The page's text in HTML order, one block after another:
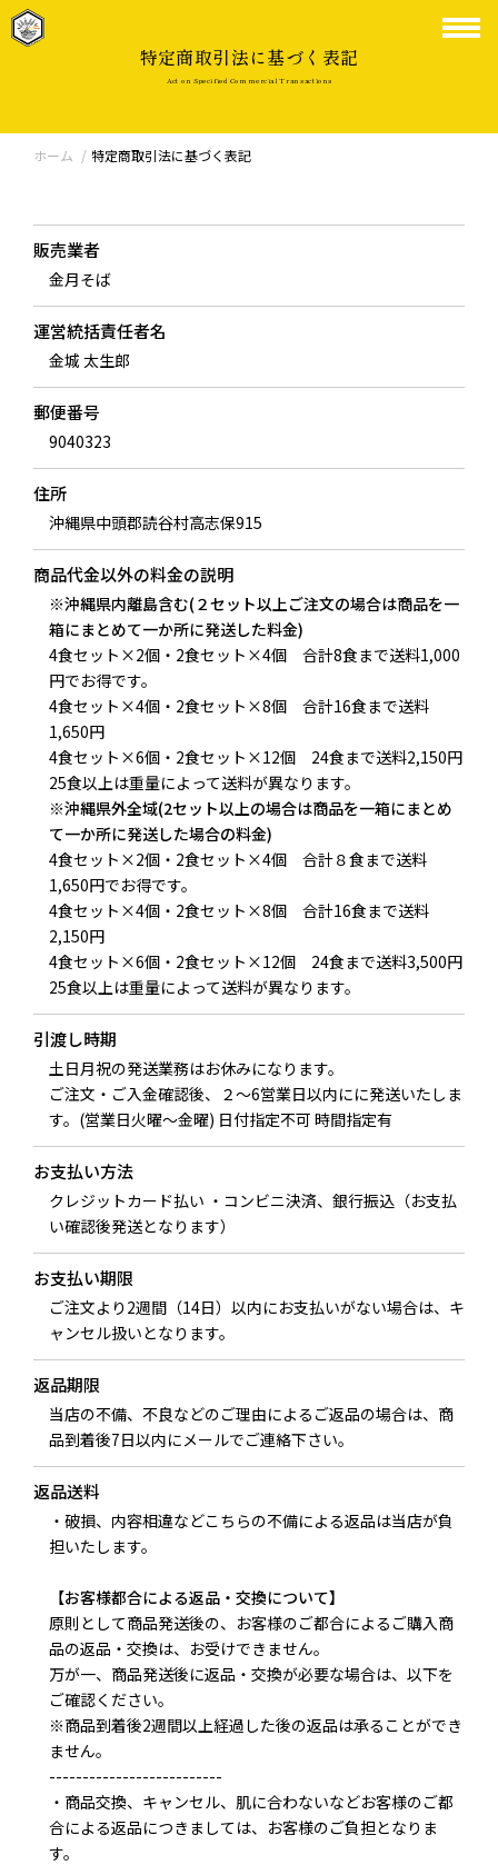
金月そばについて
オンライン販売商品
特定商取引法に基づく表記
Act on Specified Commercial Transactions
ホーム 特定商取引法に基づく表記
販売業者
金月そば
運営統括責任者名
金城 太生郎
郵便番号
9040323
住所
沖縄県中頭郡読谷村高志保915
商品代金以外の料金の説明
※沖縄県内離島含む(２セット以上ご注文の場合は商品を一
箱にまとめて一か所に発送した料金)
4食セット×2個・2食セット×4個 合計8食まで送料1,000
円でお得です。
4食セット×4個・2食セット×8個 合計16食まで送料
1,650円
4食セット×6個・2食セット×12個 24食まで送料2,150円
25食以上は重量によって送料が異なります。
※沖縄県外全域(2セット以上の場合は商品を一箱にまとめ
て一か所に発送した場合の料金)
4食セット×2個・2食セット×4個 合計８食まで送料
1,650円でお得です。
4食セット×4個・2食セット×8個 合計16食まで送料
2,150円
4食セット×6個・2食セット×12個 24食まで送料3,500円
25食以上は重量によって送料が異なります。
引渡し時期
土日月祝の発送業務はお休みになります。
ご注文・ご入金確認後、２～6営業日以内にに発送いたしま
す。(営業日火曜～金曜) 日付指定不可 時間指定有
お支払い方法
クレジットカード払い ・コンビニ決済、銀行振込（お支払
い確認後発送となります）
お支払い期限
ご注文より2週間（14日）以内にお支払いがない場合は、キ
ャンセル扱いとなります。
返品期限
当店の不備、不良などのご理由によるご返品の場合は、商
品到着後7日以内にメールでご連絡下さい。
返品送料
・破損、内容相違などこちらの不備による返品は当店が負
担いたします。
【お客様都合による返品・交換について】
原則として商品発送後の、お客様のご都合によるご購入商
品の返品・交換は、お受けできません。
万が一、商品発送後に返品・交換が必要な場合は、以下を
ご確認ください。
※商品到着後2週間以上経過した後の返品は承ることができ
ません。
--------------------------
・商品交換、キャンセル、肌に合わないなどお客様のご都
合による返品につきましては、お客様のご負担となりま
す。